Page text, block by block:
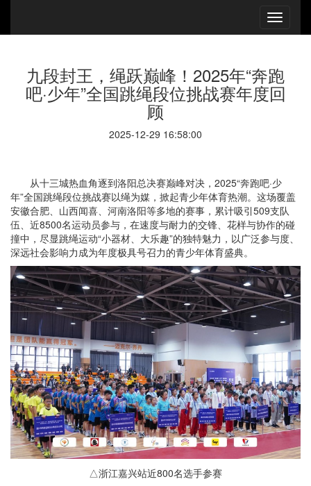
九段封王，绳跃巅峰！2025年“奔跑
吧·少年”全国跳绳段位挑战赛年度回
顾
2025-12-29 16:58:00
从十三城热血角逐到洛阳总决赛巅峰对决，2025“奔跑吧·少
年”全国跳绳段位挑战赛以绳为媒，掀起青少年体育热潮。这场覆盖
安徽合肥、山西闻喜、河南洛阳等多地的赛事，累计吸引509支队
伍、近8500名运动员参与，在速度与耐力的交锋、花样与协作的碰
撞中，尽显跳绳运动“小器材、大乐趣”的独特魅力，以广泛参与度、
深远社会影响力成为年度极具号召力的青少年体育盛典。
△浙江嘉兴站近800名选手参赛